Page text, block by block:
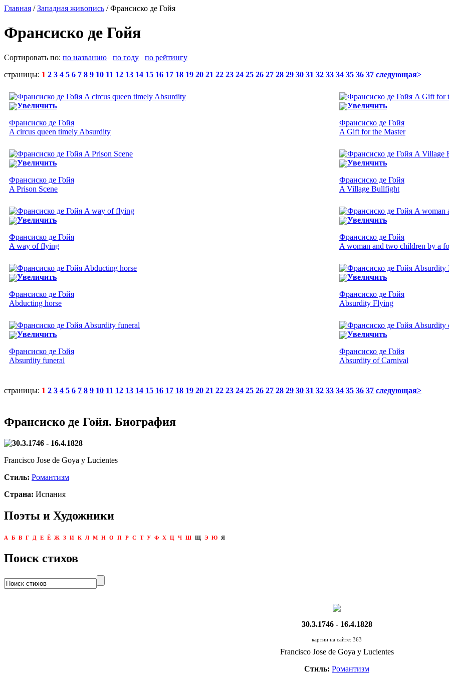
Главная /Западная живопись / Франсиско де Гойя
Франсиско де Гойя
Сортировать по: по названию по году
по рейтингу
страницы: 1 2 3 4 5 6 7 8 9 10 11 12 13 14 15 16 17 18 19 20 21 22 23 24 25 26 27 28 29 30 31 32 33 34 35 36 37 следующая>
Увеличить
Франсиско де Гойя
A circus queen timely Absurdity
Увеличить
Франсиско де Гойя
A Gift for the Master
Увеличить
Франсиско де Гойя
A Prison Scene
Увеличить
Франсиско де Гойя
A Village Bullfight
Увеличить
Франсиско де Гойя
A way of flying
Увеличить
Франсиско де Гойя
A woman and two children by a
Увеличить
Франсиско де Гойя
Abducting horse
Увеличить
Франсиско де Гойя
Absurdity Flying
Увеличить
Франсиско де Гойя
Absurdity funeral
Увеличить
Франсиско де Гойя
Absurdity of Carnival
страницы: 1 2 3 4 5 6 7 8 9 10 11 12 13 14 15 16 17 18 19 20 21 22 23 24 25 26 27 28 29 30 31 32 33 34 35 36 37 следующая>
Франсиско де Гойя. Биография
30.3.1746 - 16.4.1828
Francisco Jose de Goya y Lucientes
Стиль: Романтизм
Страна: Испания
Поэты и Художники
А Б В Г Д Е Ё Ж З И К Л М Н О П Р С Т У Ф Х Ц Ч Ш Щ Э Ю Я
Поиск стихов
30.3.1746 - 16.4.1828
картин на сайте: 363
Francisco Jose de Goya y Lucientes
Стиль: Романтизм